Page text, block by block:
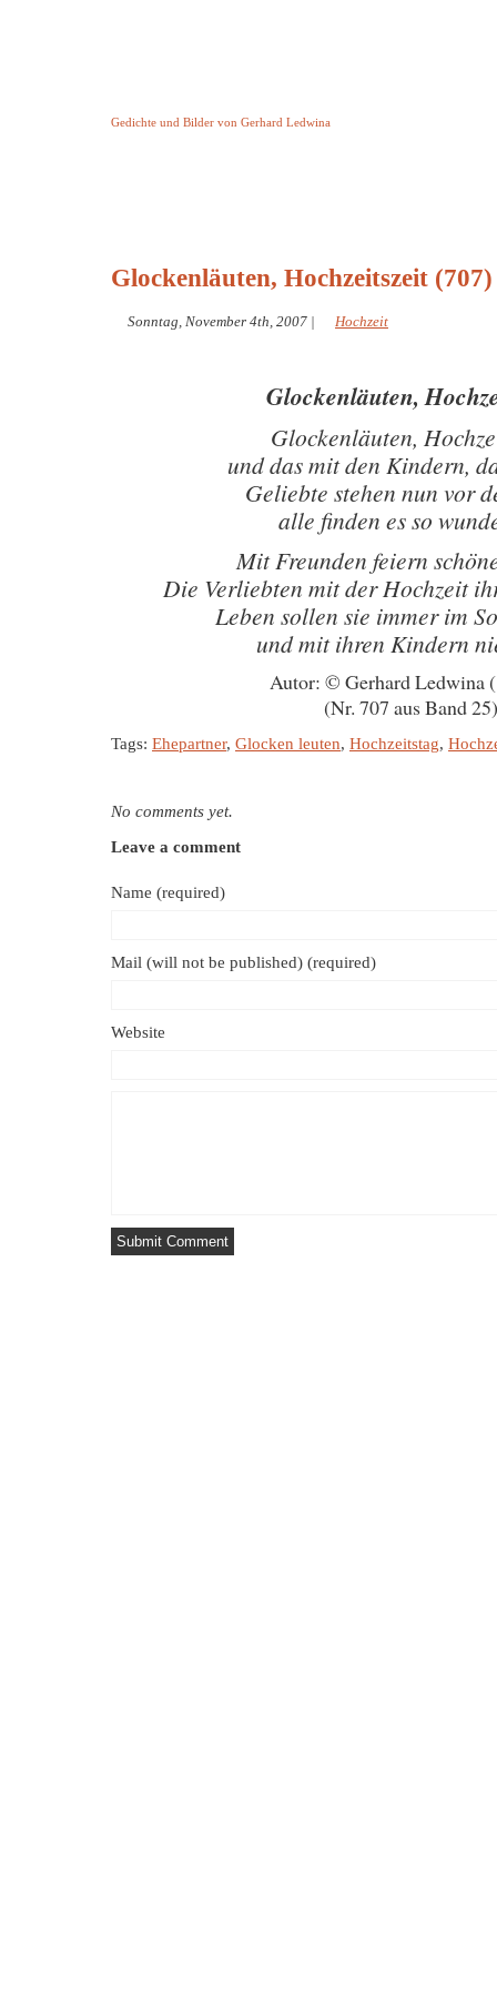
Gedichte und Bilder von Gerhard Ledwina
Glockenläuten, Hochzeitszeit (707)
Sonntag, November 4th, 2007 | Hochzeit
Glockenläuten,
Glockenläuten,
und das mit den Kindern,
Geliebte stehen nun vor
alle finden es so
Mit Freunden feiern
Die Verliebten mit der Hochzeit
Leben sollen sie immer im
und mit ihren Kindern
Autor: © Gerhard Ledwina
(Nr. 707 aus Band 25)
Tags: Ehepartner, Glocken leuten, Hochzeitstag,
No comments yet.
Leave a comment
Name (required)
Mail (will not be published) (required)
Website